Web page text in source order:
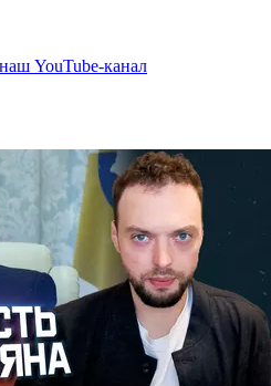
YouTube-канал